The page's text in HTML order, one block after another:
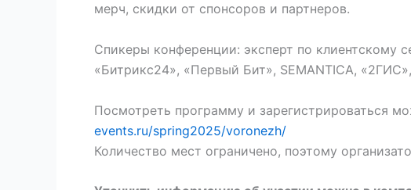
мерч, скидки от спонсоров и партнеров.
Спикеры конференции: эксперт по клиентскому
«Битрикс24», «Первый Бит», SEMANTICA,
Посмотреть программу и зарегистрироваться
events.ru/spring2025/voronezh/
Количество мест ограничено, поэтому